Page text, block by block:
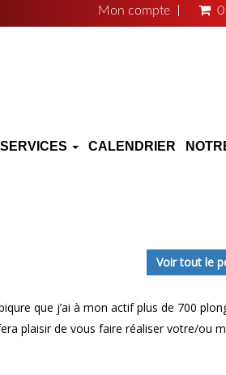
Mon compte
CALENDRIER
Voir tout le
que j’ai à mon actif plus de 700
plaisir de vous faire réaliser votre/ou